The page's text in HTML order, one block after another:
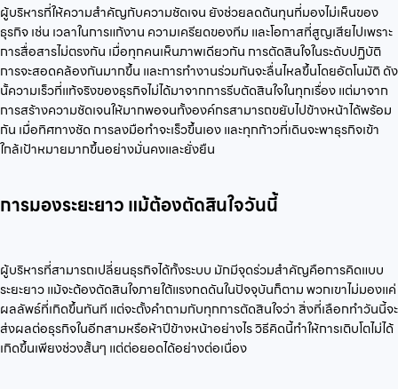
ผู้บริหารที่ให้ความสำคัญกับความชัดเจน ยังช่วยลดต้นทุนที่มองไม่เห็นของ
ธุรกิจ เช่น เวลาในการแก้งาน ความเครียดของทีม และโอกาสที่สูญเสียไปเพราะ
การสื่อสารไม่ตรงกัน เมื่อทุกคนเห็นภาพเดียวกัน การตัดสินใจในระดับปฏิบัติ
การจะสอดคล้องกันมากขึ้น และการทำงานร่วมกันจะลื่นไหลขึ้นโดยอัตโนมัติ ดัง
นั้ความเร็วที่แท้จริงของธุรกิจไม่ได้มาจากการรีบตัดสินใจในทุกเรื่อง แต่มาจาก
การสร้างความชัดเจนให้มากพอจนทั้งองค์กรสามารถขยับไปข้างหน้าได้พร้อม
กัน เมื่อทิศทางชัด การลงมือทำจะเร็วขึ้นเอง และทุกก้าวที่เดินจะพาธุรกิจเข้า
ใกล้เป้าหมายมากขึ้นอย่างมั่นคงและยั่งยืน
การมองระยะยาว แม้ต้องตัดสินใจวันนี้
ผู้บริหารที่สามารถเปลี่ยนธุรกิจได้ทั้งระบบ มักมีจุดร่วมสำคัญคือการคิดแบบ
ระยะยาว แม้จะต้องตัดสินใจภายใต้แรงกดดันในปัจจุบันก็ตาม พวกเขาไม่มองแค่
ผลลัพธ์ที่เกิดขึ้นทันที แต่จะตั้งคำถามกับทุกการตัดสินใจว่า สิ่งที่เลือกทำวันนี้จะ
ส่งผลต่อธุรกิจในอีกสามหรือห้าปีข้างหน้าอย่างไร วิธีคิดนี้ทำให้การเติบโตไม่ได้
เกิดขึ้นเพียงช่วงสั้นๆ แต่ต่อยอดได้อย่างต่อเนื่อง